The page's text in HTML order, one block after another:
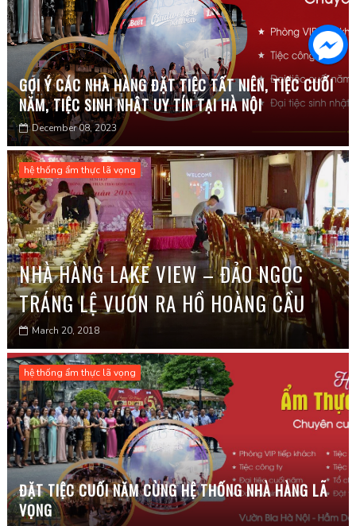
GỢI Ý CÁC NHÀ HÀNG ĐẶT TIỆC TẤT NIÊN, TIỆC CUỐI
NĂM, TIỆC SINH NHẬT UY TÍN TẠI HÀ NỘI
December 08, 2023
hệ thống ẩm thực lã vọng
NHÀ HÀNG LAKE VIEW – ĐẢO NGỌC
TRÁNG LỆ VƯƠN RA HỒ HOÀNG CẦU
March 20, 2018
hệ thống ẩm thực lã vọng
ĐẶT TIỆC CUỐI NĂM CÙNG HỆ THỐNG NHÀ HÀNG LÃ
VỌNG